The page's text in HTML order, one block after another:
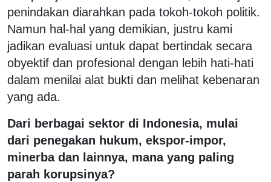
penindakan diarahkan pada tokoh-tokoh politik.
Namun hal-hal yang demikian, justru kami
jadikan evaluasi untuk dapat bertindak secara
obyektif dan profesional dengan lebih hati-hati
dalam menilai alat bukti dan melihat kebenaran
yang ada.
Dari berbagai sektor di Indonesia, mulai
dari penegakan hukum, ekspor-impor,
minerba dan lainnya, mana yang paling
parah korupsinya?